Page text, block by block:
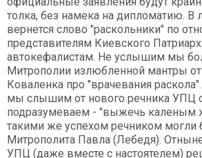
толка, без намека на дипломатию. В
вернется слово "раскольники" по
представителям Киевского
автокефалистам. Не услышим мы
Митрополии излюбленной мантры
Коваленка про "врачевания
мы слышим от нового речника УПЦ
подразумеваем - "выжечь каленым
такими же успехом речником могли
Митрополита Павла (Лебедя).
УПЦ (даже вместе с настоятелем)